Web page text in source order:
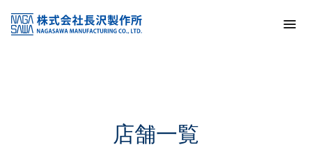
KSS加盟店・取扱店情報
店舗一覧
店舗一覧